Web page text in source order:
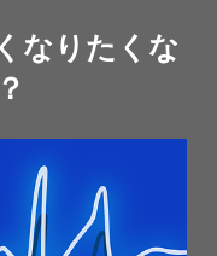
なりたくな